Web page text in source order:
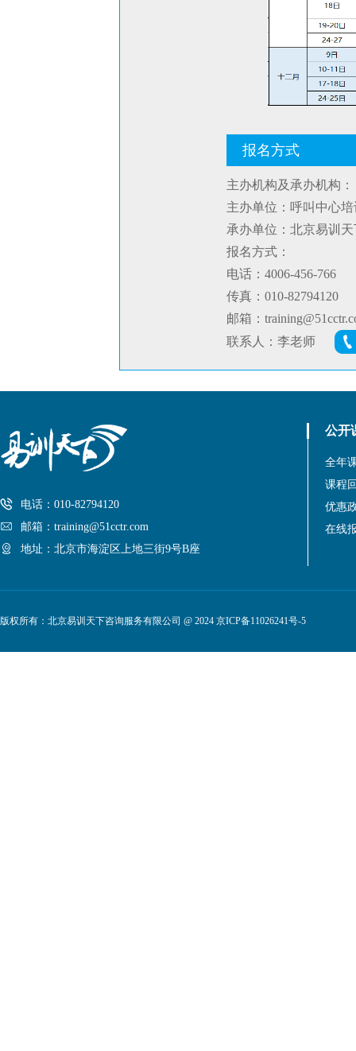
报名方式
主办机构及承办机构：
主办单位：呼叫中心
承办单位：北京易训
报名方式：
电话：4006-456-766
传真：010-82794120
邮箱：
联系人：李老师
电话：010-82794120
邮箱：training@51cctr.com
地址：北京市海淀区上地三街9号B座
公开
全年
课程
优惠
在线
版权所有：北京易训天下咨询服务有限公司 @ 2024 京ICP备11026241号-5